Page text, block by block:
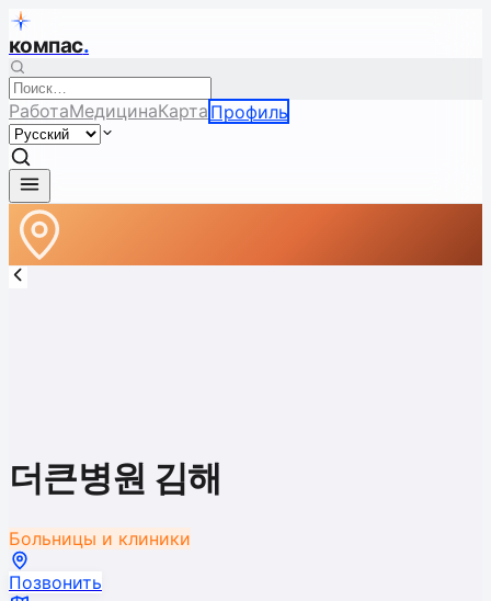
компас.
РаботаМедицинаКарта Профиль
더큰병원 김해
Больницы и клиники
Позвонить